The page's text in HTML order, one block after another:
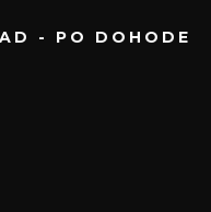
- PO DOHODE